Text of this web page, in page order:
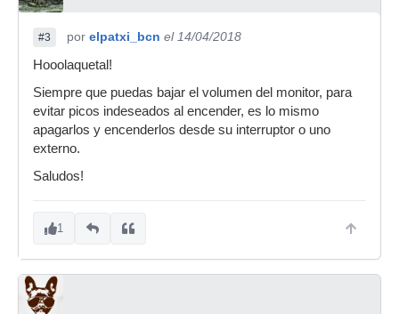
#3 por elpatxi_bcn el 14/04/2018
Hooolaquetal!
Siempre que puedas bajar el volumen del monitor, para
evitar picos indeseados al encender, es lo mismo
apagarlos y encenderlos desde su interruptor o uno
externo.
Saludos!
1